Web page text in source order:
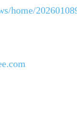
home/